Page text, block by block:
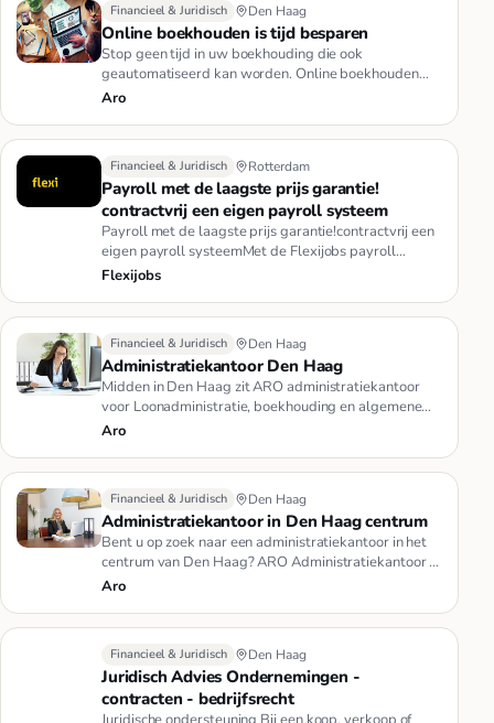
Financieel & Juridisch Den Haag
Online boekhouden is tijd besparen
Stop geen tijd in uw boekhouding die ook
geautomatiseerd kan worden. Online boekhouden
met Minox is tijd besparen! Onlin…
Aro
Financieel & Juridisch Rotterdam
Payroll met de laagste prijs garantie!
contractvrij een eigen payroll systeem
Payroll met de laagste prijs garantie!contractvrij een
eigen payroll systeemMet de Flexijobs payroll
oplossing krijg je …
Flexijobs
Financieel & Juridisch Den Haag
Administratiekantoor Den Haag
Midden in Den Haag zit ARO administratiekantoor
voor Loonadministratie, boekhouding en algemene
administratie voor zelfs…
Aro
Financieel & Juridisch Den Haag
Administratiekantoor in Den Haag centrum
Bent u op zoek naar een administratiekantoor in het
centrum van Den Haag? ARO Administratiekantoor in
Den Haag is gevest…
Aro
Financieel & Juridisch Den Haag
Juridisch Advies Ondernemingen -
contracten - bedrijfsrecht